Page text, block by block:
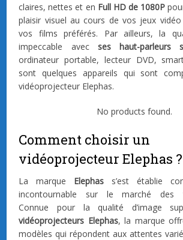
claires, nettes et en Full HD de 1080P
plaisir visuel au cours de vos jeux
vos films préférés. Par ailleurs, la
impeccable avec ses haut-parleurs
ordinateur portable, lecteur DVD,
sont quelques appareils qui sont
vidéoprojecteur Elephas.
No products found.
Comment choisir un
vidéoprojecteur Elephas ?
La marque Elephas s’est établie
incontournable sur le marché des
Connue pour la qualité d’image
vidéoprojecteurs Elephas, la marque
modèles qui répondent aux attentes